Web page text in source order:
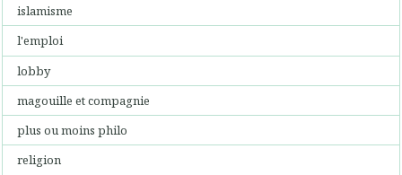
islamisme
l'emploi
lobby
magouille et compagnie
plus ou moins philo
religion